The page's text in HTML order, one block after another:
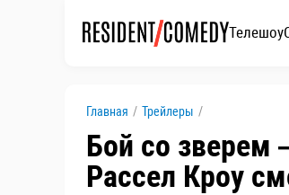
Телешоу
Главная / Трейлеры /
Бой со зверем
Рассел Кроу